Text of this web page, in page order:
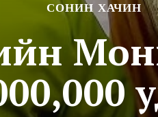
СОНИН ХАЧИН